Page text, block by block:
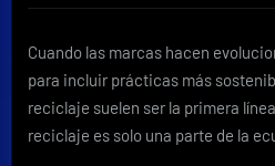
es
más
que
el
reciclaje
Cuando las marcas hacen
para incluir prácticas más
reciclaje suelen ser la primera
reciclaje es solo una parte de la